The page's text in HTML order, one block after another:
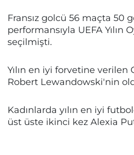
Fransız golcü 56 maçta 50
performansıyla UEFA Yılın
seçilmişti.
Yılın en iyi forvetine
Robert Lewandowski'nin
Kadınlarda yılın en iyi
üst üste ikinci kez Alexia